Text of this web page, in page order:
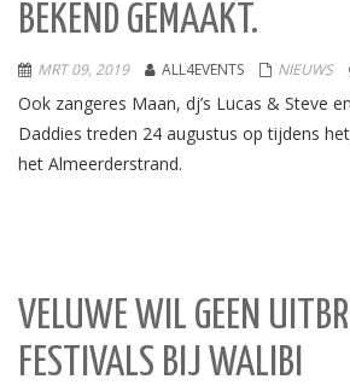
BEKEND GEMAAKT.
MRT 09, 2019 ALL4EVENTS NIEUWS
Ook zangeres Maan, dj’s Lucas & Steve
Daddies treden 24 augustus op tijdens
het Almeerderstrand.
VELUWE WIL GEEN
FESTIVALS BIJ WALIBI